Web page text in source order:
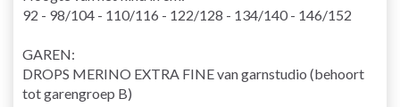
92 - 98/104 - 110/116 - 122/128 - 134/140 - 146/152
GAREN:
DROPS MERINO EXTRA FINE van garnstudio (behoort
tot garengroep B)